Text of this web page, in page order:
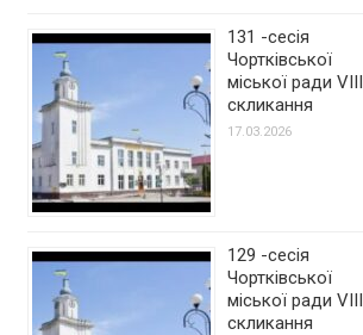
131 -сесія
Чортківської
міської ради VIII
скликання
17.03.2026
129 -сесія
Чортківської
міської ради VIII
скликання